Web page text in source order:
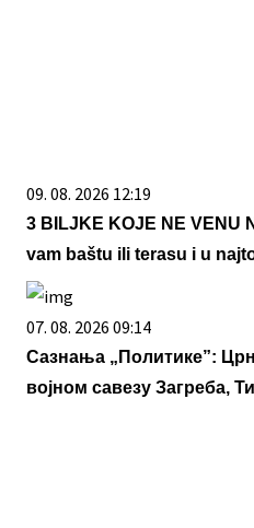
09. 08. 2026 12:19
3 BILJKE KOJE NE VENU
vam baštu ili terasu i u
07. 08. 2026 09:14
Сазнања „Политике”:
војном савезу Загреба,